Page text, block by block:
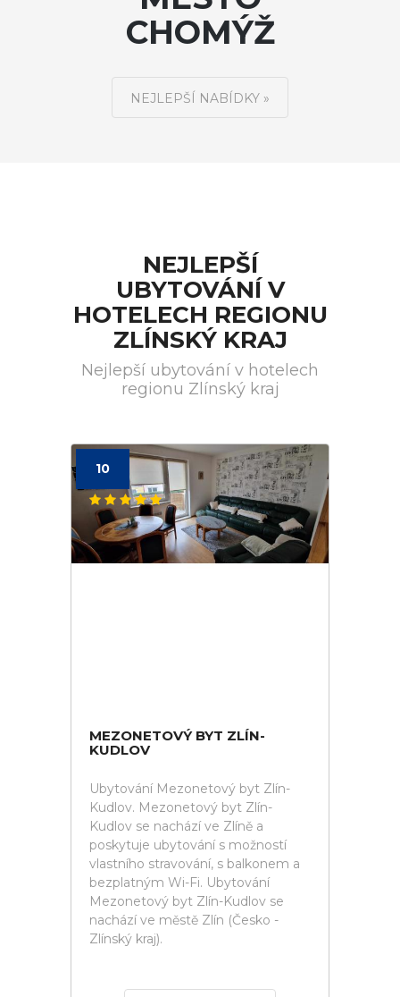
CHOMÝŽ
NEJLEPŠÍ NABÍDKY »
NEJLEPŠÍ
UBYTOVÁNÍ V
HOTELECH REGIONU
ZLÍNSKÝ KRAJ
Nejlepší ubytování v hotelech
regionu Zlínský kraj
10
MEZONETOVÝ BYT ZLÍN-
KUDLOV
Ubytování Mezonetový byt Zlín-
Kudlov. Mezonetový byt Zlín-
Kudlov se nachází ve Zlíně a
poskytuje ubytování s možností
vlastního stravování, s balkonem a
bezplatným Wi-Fi. Ubytování
Mezonetový byt Zlín-Kudlov se
nachází ve městě Zlín (Česko -
Zlínský kraj).